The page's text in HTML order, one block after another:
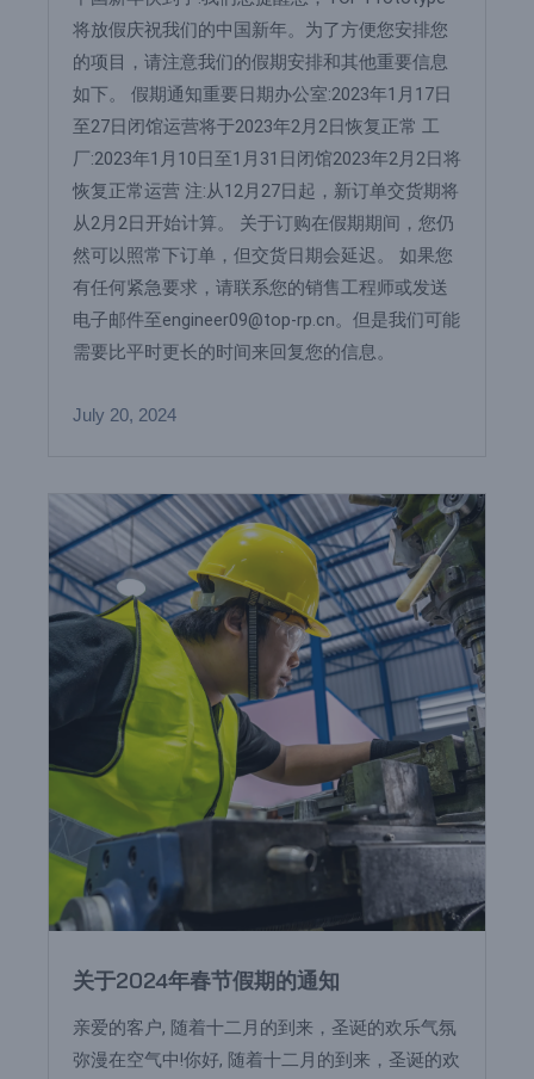
将放假庆祝我们的中国新年。为了方便您安排您
的项目，请注意我们的假期安排和其他重要信息
如下。 假期通知重要日期办公室:2023年1月17日
至27日闭馆运营将于2023年2月2日恢复正常 工
厂:2023年1月10日至1月31日闭馆2023年2月2日将
恢复正常运营 注:从12月27日起，新订单交货期将
从2月2日开始计算。 关于订购在假期期间，您仍
然可以照常下订单，但交货日期会延迟。 如果您
有任何紧急要求，请联系您的销售工程师或发送
电子邮件至engineer09@top-rp.cn。但是我们可能
需要比平时更长的时间来回复您的信息。
July 20, 2024
关于2024年春节假期的通知
亲爱的客户, 随着十二月的到来，圣诞的欢乐气氛
弥漫在空气中!你好, 随着十二月的到来，圣诞的欢